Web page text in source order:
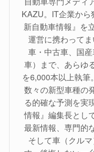
KAZU。IT企業か
新自動車情報』を
運営に携わって
車・中古車、国
車）まで、あらゆ
を6,000本以上執筆
数々の新型車種の
る的確な予測を実
情報』編集長とし
最新情報、専門的
そして車（クル